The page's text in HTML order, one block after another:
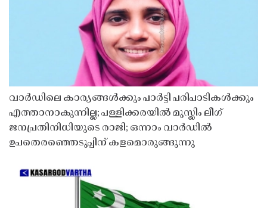
വാർഡിലെ കാര്യങ്ങൾക്കും പാർട്ടി പരിപാടികൾക്കും
എത്താനാകുന്നില്ല; പള്ളിക്കരയിൽ മുസ്ലിം ലീഗ്
ജനപ്രതിനിധിയുടെ രാജി; ഒന്നാം വാർഡിൽ
ഉപതെരഞ്ഞെടുപ്പിന് കളമൊരുങ്ങുന്നു